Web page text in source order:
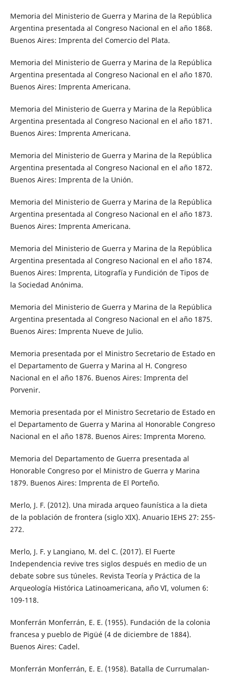
Memoria del Ministerio de Guerra y Marina de la República
Argentina presentada al Congreso Nacional en el año 1868.
Buenos Aires: Imprenta del Comercio del Plata.
Memoria del Ministerio de Guerra y Marina de la República
Argentina presentada al Congreso Nacional en el año 1870.
Buenos Aires: Imprenta Americana.
Memoria del Ministerio de Guerra y Marina de la República
Argentina presentada al Congreso Nacional en el año 1871.
Buenos Aires: Imprenta Americana.
Memoria del Ministerio de Guerra y Marina de la República
Argentina presentada al Congreso Nacional en el año 1872.
Buenos Aires: Imprenta de la Unión.
Memoria del Ministerio de Guerra y Marina de la República
Argentina presentada al Congreso Nacional en el año 1873.
Buenos Aires: Imprenta Americana.
Memoria del Ministerio de Guerra y Marina de la República
Argentina presentada al Congreso Nacional en el año 1874.
Buenos Aires: Imprenta, Litografía y Fundición de Tipos de
la Sociedad Anónima.
Memoria del Ministerio de Guerra y Marina de la República
Argentina presentada al Congreso Nacional en el año 1875.
Buenos Aires: Imprenta Nueve de Julio.
Memoria presentada por el Ministro Secretario de Estado en
el Departamento de Guerra y Marina al H. Congreso
Nacional en el año 1876. Buenos Aires: Imprenta del
Porvenir.
Memoria presentada por el Ministro Secretario de Estado en
el Departamento de Guerra y Marina al Honorable Congreso
Nacional en el año 1878. Buenos Aires: Imprenta Moreno.
Memoria del Departamento de Guerra presentada al
Honorable Congreso por el Ministro de Guerra y Marina
1879. Buenos Aires: Imprenta de El Porteño.
Merlo, J. F. (2012). Una mirada arqueo faunística a la dieta
de la población de frontera (siglo XIX). Anuario IEHS 27: 255-
272.
Merlo, J. F. y Langiano, M. del C. (2017). El Fuerte
Independencia revive tres siglos después en medio de un
debate sobre sus túneles. Revista Teoría y Práctica de la
Arqueología Histórica Latinoamericana, año VI, volumen 6:
109-118.
Monferrán Monferrán, E. E. (1955). Fundación de la colonia
francesa y pueblo de Pigüé (4 de diciembre de 1884).
Buenos Aires: Cadel.
Monferrán Monferrán, E. E. (1958). Batalla de Currumalan-